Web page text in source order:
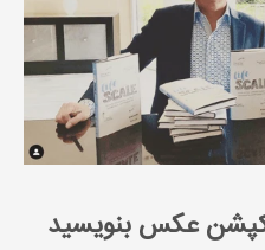
کپشن عکس بنویسید